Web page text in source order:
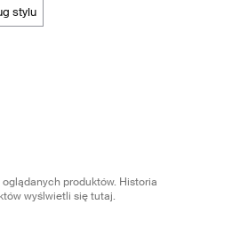
stylu
produktów. Historia
wyślwietli się tutaj.